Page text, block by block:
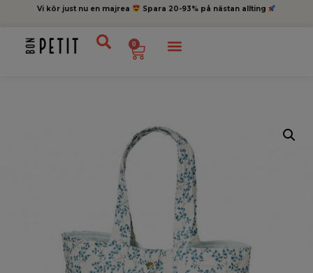
Vi kör just nu en majrea Spara 20-93% på nästan allting
0